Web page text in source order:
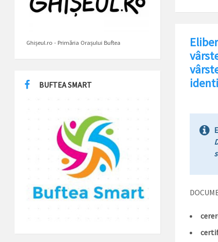
Ghișeul.ro - Primăria Orașului Buftea
BUFTEA SMART